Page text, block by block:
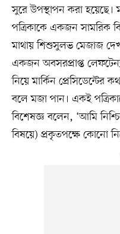
সুরে উপস্থাপন করা হয়েছে।
পত্রিকাকে একজন সামরিক
মাথায় শিশুসুলভ মেজাজ
একজন অবসরপ্রাপ্ত
নিয়ে মার্কিন প্রেসিডেন্টের
বলে মজা পান। একই
বিশেষজ্ঞ বলেন, ‘আমি
বিষয়ে) প্রকৃতপক্ষে কোনো